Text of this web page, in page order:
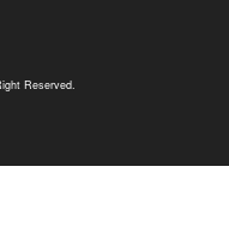
Reserved.